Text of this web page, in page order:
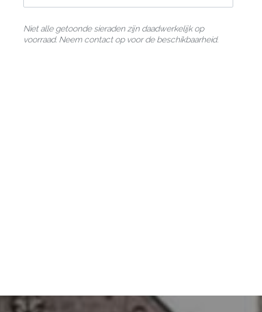
Niet alle getoonde sieraden zijn daadwerkelijk op
voorraad. Neem contact op voor de beschikbaarheid.